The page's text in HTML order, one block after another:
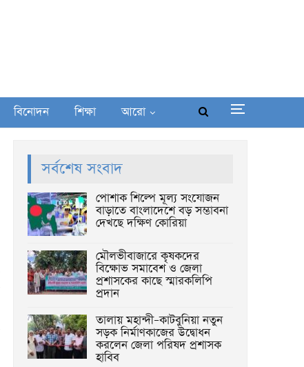
বিনোদন শিক্ষা আরো
সর্বশেষ সংবাদ
পোশাক শিল্পে মূল্য সংযোজন
বাড়াতে বাংলাদেশে বড় সম্ভাবনা
দেখছে দক্ষিণ কোরিয়া
মৌলভীবাজারে কৃষকদের
বিক্ষোভ সমাবেশ ও জেলা
প্রশাসকের কাছে স্মারকলিপি
প্রদান
তালায় মহান্দী–কাটবুনিয়া নতুন
সড়ক নির্মাণকাজের উদ্বোধন
করলেন জেলা পরিষদ প্রশাসক
হাবিব